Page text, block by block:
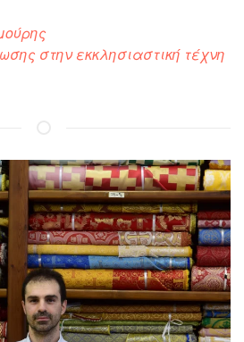
στην εκκλησιαστική τέχνη